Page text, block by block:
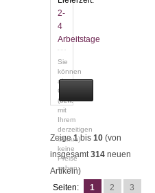
19
x
cm
(190
x
130
mm)
2-
4
Arbeitstage
Sie
können
als
Gast
(bzw.
mit
Ihrem
derzeitigen
Status)
keine
Preise
sehen.
Zeige1bis 10 (von
insgesamt314 neuen
Artikeln)
Seiten:
1 2
3